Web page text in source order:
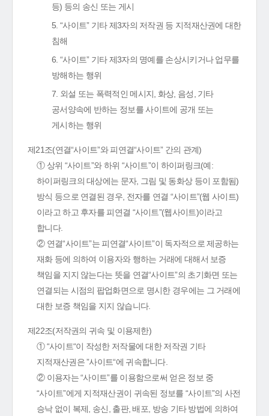
등) 등의 송신 또는 게시
5. “사이트” 기타 제3자의 저작권 등 지적재산권에 대한
침해
6. “사이트” 기타 제3자의 명예를 손상시키거나 업무를
방해하는 행위
7. 외설 또는 폭력적인 메시지, 화상, 음성, 기타
공서양속에 반하는 정보를 사이트에 공개 또는
게시하는 행위
제21조(연결“사이트”와 피연결“사이트” 간의 관계)
① 상위 “사이트”와 하위 “사이트”이 하이퍼링크(예:
하이퍼링크의 대상에는 문자, 그림 및 동화상 등이 포함됨)
방식 등으로 연결된 경우, 전자를 연결 “사이트”(웹 사이트)
이라고 하고 후자를 피연결 “사이트”(웹사이트)이라고
합니다.
② 연결“사이트”는 피연결“사이트”이 독자적으로 제공하는
재화 등에 의하여 이용자와 행하는 거래에 대해서 보증
책임을 지지 않는다는 뜻을 연결“사이트”의 초기화면 또는
연결되는 시점의 팝업화면으로 명시한 경우에는 그 거래에
대한 보증 책임을 지지 않습니다.
제22조(저작권의 귀속 및 이용제한)
① “사이트“이 작성한 저작물에 대한 저작권 기타
지적재산권은 ”사이트“에 귀속합니다.
② 이용자는 “사이트”를 이용함으로써 얻은 정보 중
“사이트”에게 지적재산권이 귀속된 정보를 “사이트”의 사전
승낙 없이 복제, 송신, 출판, 배포, 방송 기타 방법에 의하여